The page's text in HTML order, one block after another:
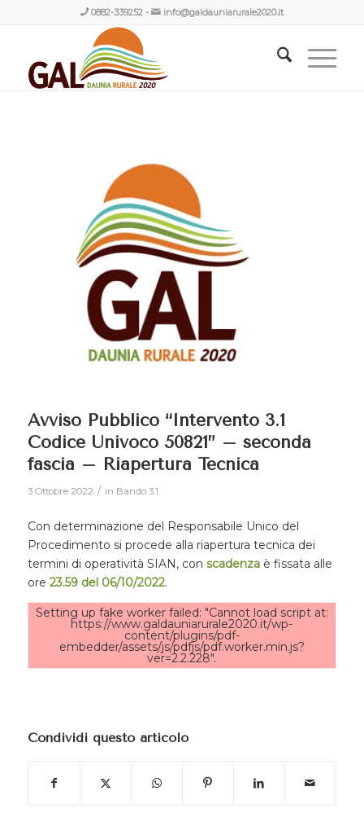
0882-339252- info@galdauniarurale2020.it
Avviso Pubblico “Intervento 3.1
Codice Univoco 50821” – seconda
fascia – Riapertura Tecnica
3 Ottobre 2022 / in Bando 3.1
Con determinazione del Responsabile Unico del
Procedimento si procede alla riapertura tecnica dei
termini di operatività SIAN, con scadenzaè fissata alle
ore 23.59 del 06/10/2022.
Setting up fake worker failed: "Cannot load script at:
https://www.galdauniarurale2020.it/wp-
content/plugins/pdf-
embedder/assets/js/pdfjs/pdf.worker.min.js?
ver=2.2.228".
Condividi questo articolo